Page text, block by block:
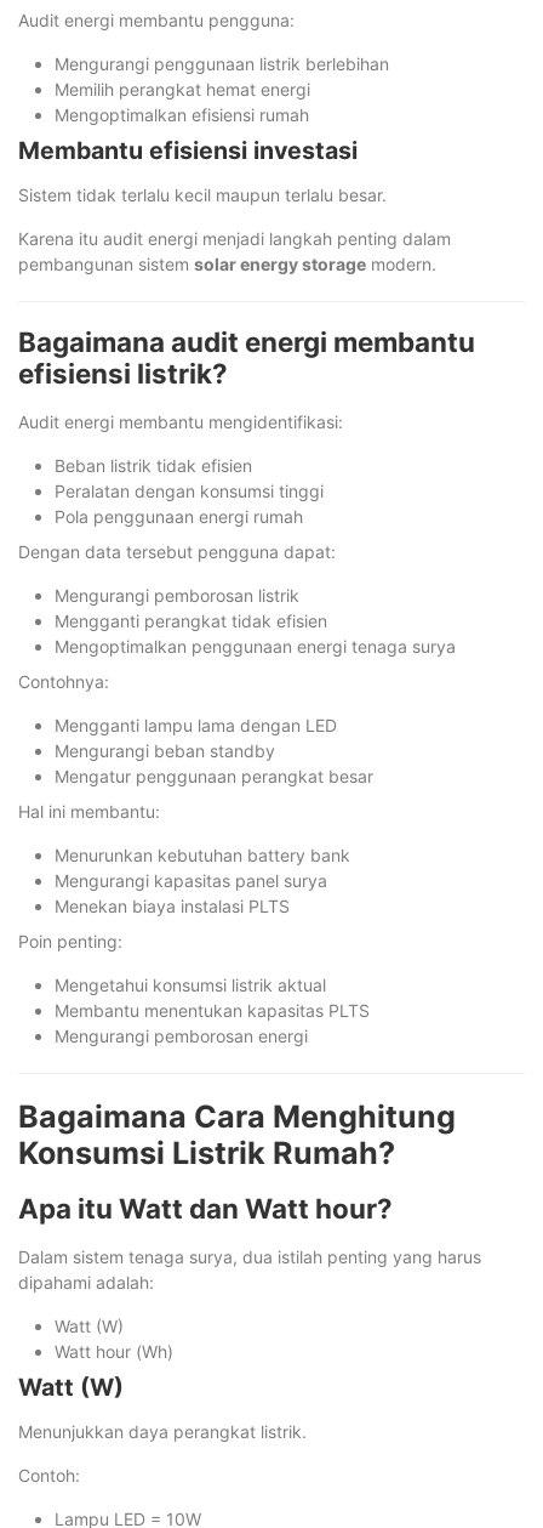
Audit energi membantu pengguna:
Mengurangi penggunaan listrik berlebihan
Memilih perangkat hemat energi
Mengoptimalkan efisiensi rumah
Membantu efisiensi investasi
Sistem tidak terlalu kecil maupun terlalu besar.
Karena itu audit energi menjadi langkah penting dalam
pembangunan sistem solar energy storage modern.
Bagaimana audit energi membantu
efisiensi listrik?
Audit energi membantu mengidentifikasi:
Beban listrik tidak efisien
Peralatan dengan konsumsi tinggi
Pola penggunaan energi rumah
Dengan data tersebut pengguna dapat:
Mengurangi pemborosan listrik
Mengganti perangkat tidak efisien
Mengoptimalkan penggunaan energi tenaga surya
Contohnya:
Mengganti lampu lama dengan LED
Mengurangi beban standby
Mengatur penggunaan perangkat besar
Hal ini membantu:
Menurunkan kebutuhan battery bank
Mengurangi kapasitas panel surya
Menekan biaya instalasi PLTS
Poin penting:
Mengetahui konsumsi listrik aktual
Membantu menentukan kapasitas PLTS
Mengurangi pemborosan energi
Bagaimana Cara Menghitung
Konsumsi Listrik Rumah?
Apa itu Watt dan Watt hour?
Dalam sistem tenaga surya, dua istilah penting yang harus
dipahami adalah:
Watt (W)
Watt hour (Wh)
Watt (W)
Menunjukkan daya perangkat listrik.
Contoh:
Lampu LED = 10W